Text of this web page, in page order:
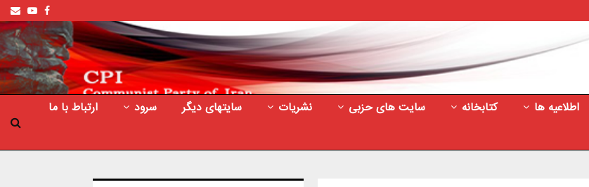
Facebook
اطلاعیه ها کتابخانه سایت های حزبی نشریات سایتهای دیگر سرود
ارتباط با ما